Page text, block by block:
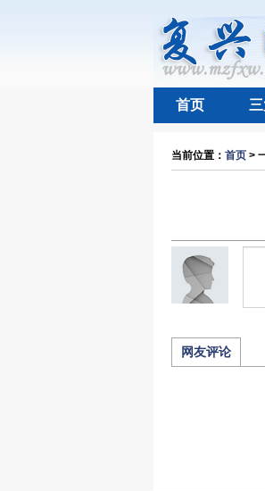
首页
当前位置： 首页 >
网友评论